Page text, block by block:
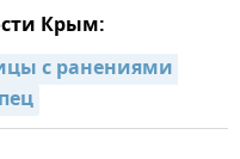
Крым:
с ранениями